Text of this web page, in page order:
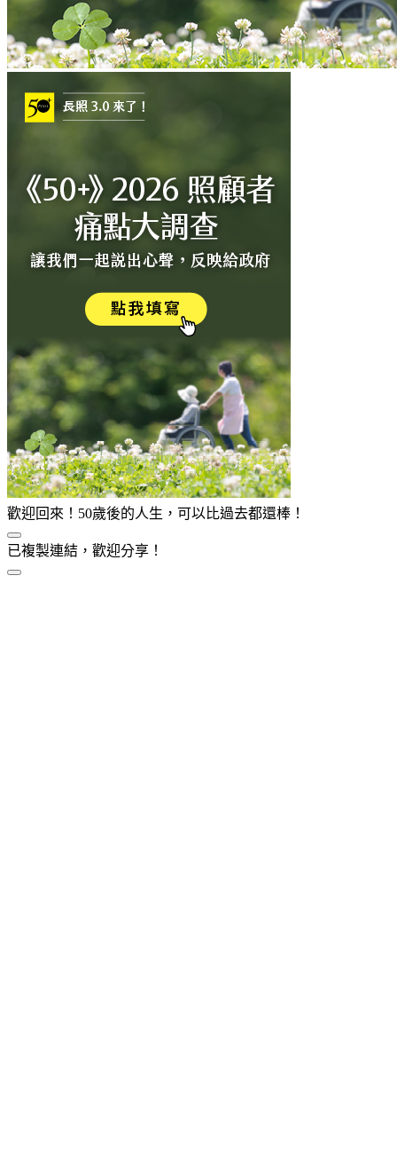
歡迎回來！50歲後的人生，可以比過去都還棒！
已複製連結，歡迎分享！